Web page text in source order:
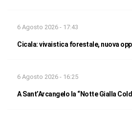
6 Agosto 2026 - 17:43
Cicala: vivaistica forestale, nuova
6 Agosto 2026 - 16:25
A Sant’Arcangelo la “Notte Gialla